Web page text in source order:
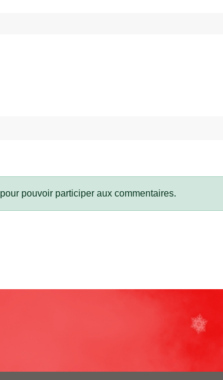
pour pouvoir participer aux commentaires.